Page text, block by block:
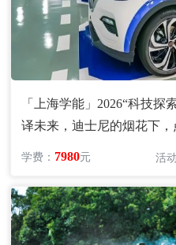
「上海学能」2026“科技探
译未来，迪士尼的烟花下
学费： 7980元 活